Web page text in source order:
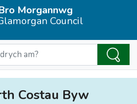
Morgannwg
Council
Costau Byw